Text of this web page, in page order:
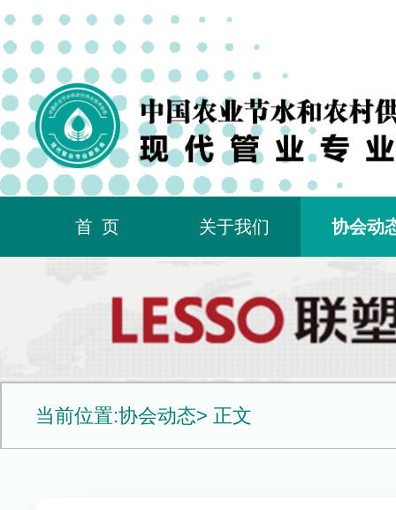
首页 关于我们 协会动
当前位置:协会动态> 正文